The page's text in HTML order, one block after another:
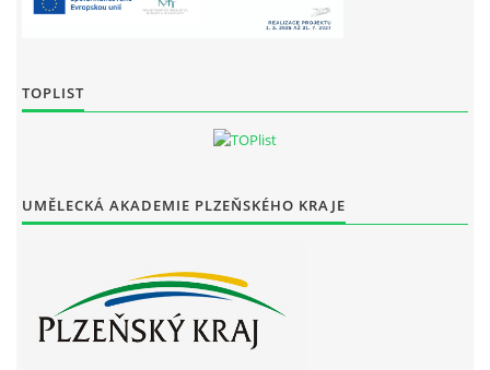
TOPLIST
UMĚLECKÁ AKADEMIE PLZEŇSKÉHO KRAJE